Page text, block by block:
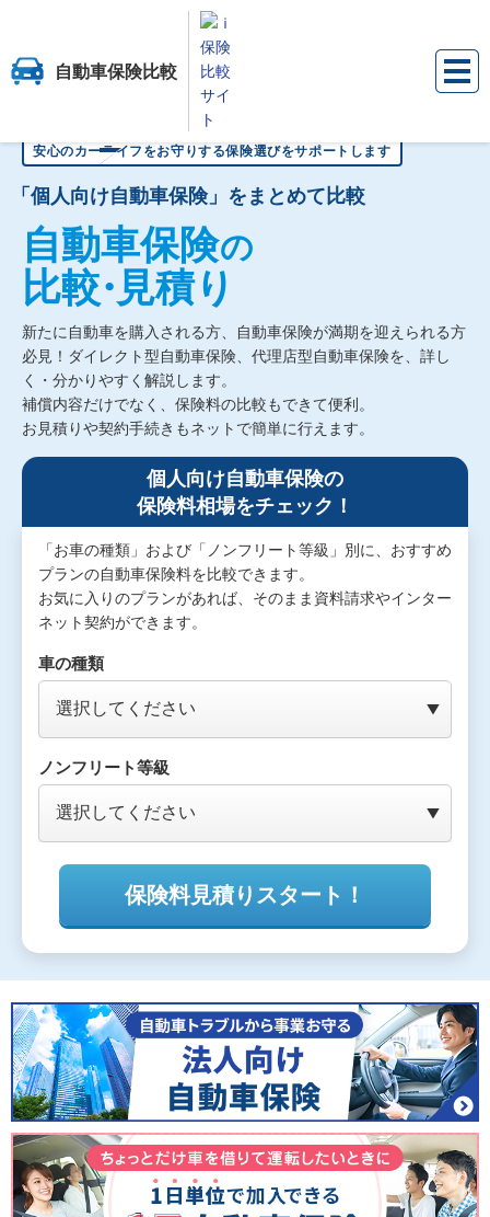
自動車保険比較
保険比較サイト『ｉ保険』
自動車保険比較
安心のカーライフをお守りする保険選びをサポートします
「個人向け自動車保険」をまとめて比較
自動車保険の
比較・見積り
新たに自動車を購入される方、自動車保険が満期を迎えられる方
必見！ ダイレクト型自動車保険、代理店型自動車保険を、詳し
く・分かりやすく解説します。
補償内容だけでなく、保険料の比較もできて便利。
お見積りや契約手続きもネットで簡単に行えます。
個人向け自動車保険の
保険料相場をチェック！
「お車の種類」および「ノンフリート等級」別に、おすすめ
プランの自動車保険料を比較できます。
お気に入りのプランがあれば、そのまま資料請求やインター
ネット契約ができます。
車の種類
ノンフリート等級
保険料見積りスタート！